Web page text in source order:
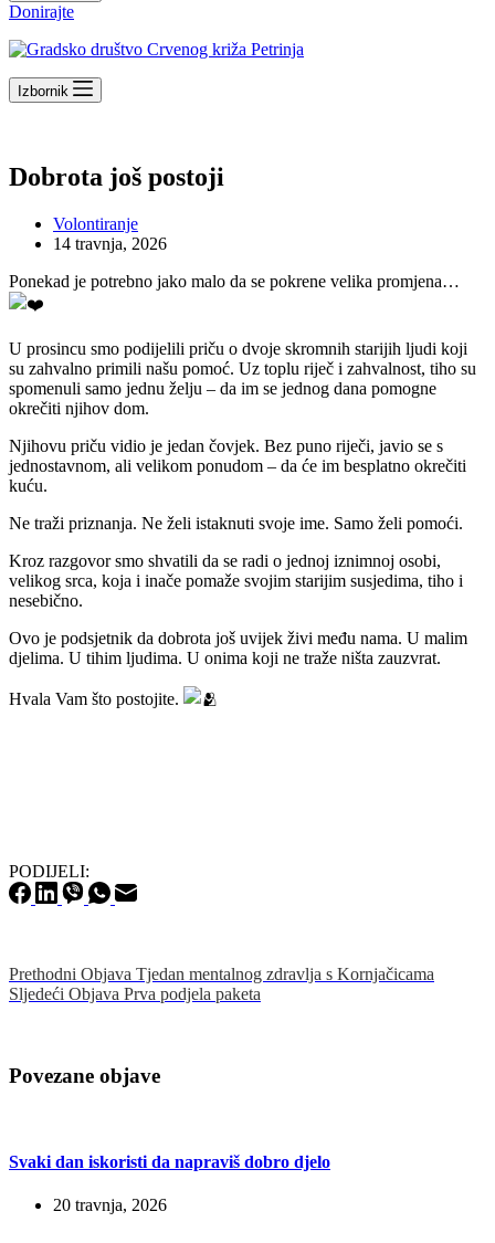
Donirajte
Izbornik
Dobrota još postoji
Volontiranje
14 travnja, 2026
Ponekad je potrebno jako malo da se pokrene velika promjena…
U prosincu smo podijelili priču o dvoje skromnih starijih ljudi koji
su zahvalno primili našu pomoć. Uz toplu riječ i zahvalnost, tiho su
spomenuli samo jednu želju – da im se jednog dana pomogne
okrečiti njihov dom.
Njihovu priču vidio je jedan čovjek. Bez puno riječi, javio se s
jednostavnom, ali velikom ponudom – da će im besplatno okrečiti
kuću.
Ne traži priznanja. Ne želi istaknuti svoje ime. Samo želi pomoći.
Kroz razgovor smo shvatili da se radi o jednoj iznimnoj osobi,
velikog srca, koja i inače pomaže svojim starijim susjedima, tiho i
nesebično.
Ovo je podsjetnik da dobrota još uvijek živi među nama. U malim
djelima. U tihim ljudima. U onima koji ne traže ništa zauzvrat.
Hvala Vam što postojite.
PODIJELI:
Prethodni Objava Tjedan mentalnog zdravlja s Kornjačicama
Sljedeći Objava Prva podjela paketa
Povezane objave
Svaki dan iskoristi da napraviš dobro djelo
20 travnja, 2026